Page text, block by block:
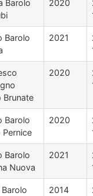
Barolo
2020
Barolo
2021
Brunate
2020
Barolo
Pernice
2020
Barolo
Nuova
2021
2014